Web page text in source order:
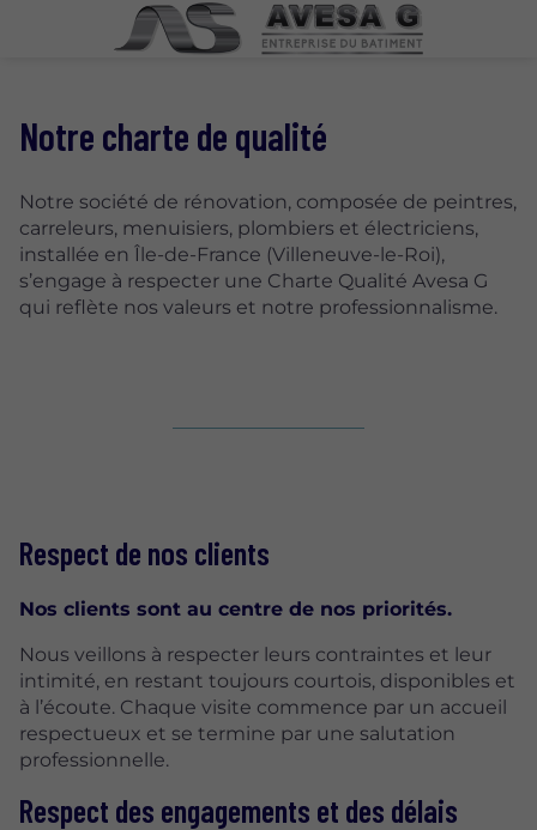
Notre charte de qualité
Notre société de rénovation, composée de peintres,
carreleurs, menuisiers, plombiers et électriciens,
installée en Île-de-France (Villeneuve-le-Roi),
s’engage à respecter une Charte Qualité Avesa G
qui reflète nos valeurs et notre professionnalisme.
Respect de nos clients
Nos clients sont au centre de nos priorités.
Nous veillons à respecter leurs contraintes et leur
intimité, en restant toujours courtois, disponibles et
à l’écoute. Chaque visite commence par un accueil
respectueux et se termine par une salutation
professionnelle.
Respect des engagements et des délais